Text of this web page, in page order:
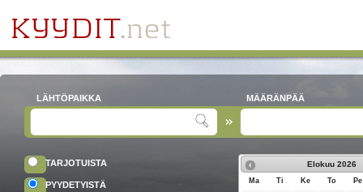
LÄHTÖPAIKKA MÄÄRÄNPÄÄ
TARJOTUISTA
PYYDETYISTÄ
Elokuu 2026
Ma Ti Ke To
Pe